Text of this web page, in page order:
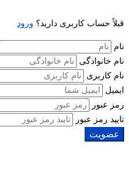
نام
دانشجو
قبلاً حساب کاربری دارید؟ ورود
نام
نام خانوادگی
نام کاربری
ایمیل
رمز عبور
تایید رمز عبور
عضویت